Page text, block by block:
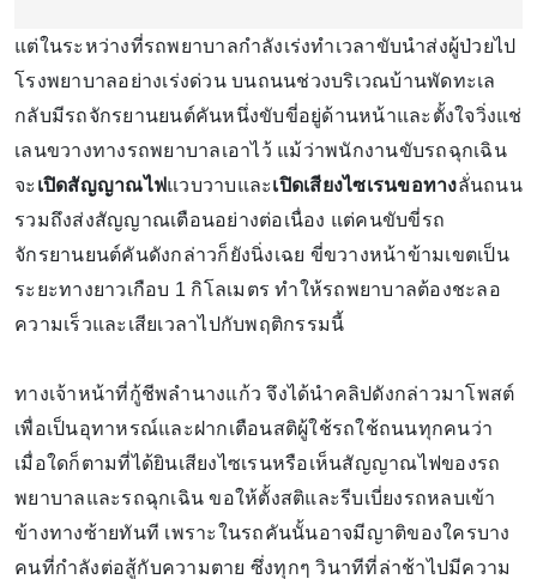
แต่ในระหว่างที่รถพยาบาลกำลังเร่งทำเวลาขับนำส่งผู้ป่วยไป
โรงพยาบาลอย่างเร่งด่วน บนถนนช่วงบริเวณบ้านพัดทะเล
กลับมีรถจักรยานยนต์คันหนึ่งขับขี่อยู่ด้านหน้าและตั้งใจวิ่งแช่
เลนขวางทางรถพยาบาลเอาไว้ แม้ว่าพนักงานขับรถฉุกเฉิน
จะ เปิดสัญญาณไฟแวบวาบและเปิดเสียงไซเรนขอทางลั่นถนน
รวมถึงส่งสัญญาณเตือนอย่างต่อเนื่อง แต่คนขับขี่รถ
จักรยานยนต์คันดังกล่าวก็ยังนิ่งเฉย ขี่ขวางหน้าข้ามเขตเป็น
ระยะทางยาวเกือบ 1 กิโลเมตร ทำให้รถพยาบาลต้องชะลอ
ความเร็วและเสียเวลาไปกับพฤติกรรมนี้
ทางเจ้าหน้าที่กู้ชีพลำนางแก้ว จึงได้นำคลิปดังกล่าวมาโพสต์
เพื่อเป็นอุทาหรณ์และฝากเตือนสติผู้ใช้รถใช้ถนนทุกคนว่า
เมื่อใดก็ตามที่ได้ยินเสียงไซเรนหรือเห็นสัญญาณไฟของรถ
พยาบาลและรถฉุกเฉิน ขอให้ตั้งสติและรีบเบี่ยงรถหลบเข้า
ข้างทางซ้ายทันที เพราะในรถคันนั้นอาจมีญาติของใครบาง
คนที่กำลังต่อสู้กับความตาย ซึ่งทุกๆ วินาทีที่ล่าช้าไปมีความ